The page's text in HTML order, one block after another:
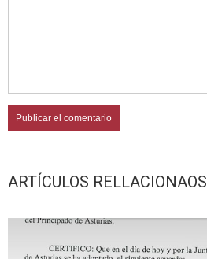
ARTÍCULOS RELLACIONAOS